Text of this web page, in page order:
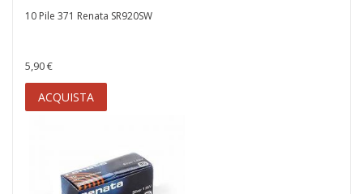
10 Pile 371 Renata SR920SW
5,90 €
ACQUISTA